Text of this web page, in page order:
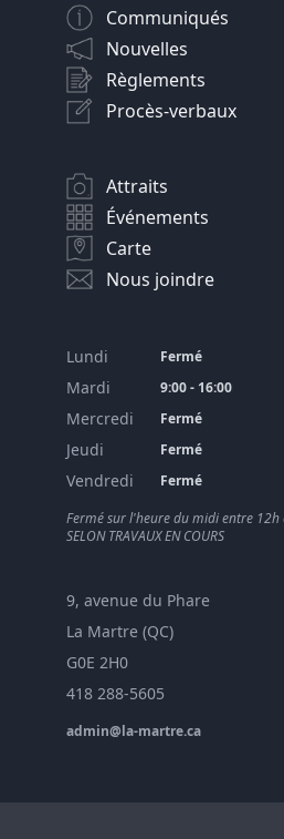
Communiqués
Nouvelles
Règlements
Procès-verbaux
Attraits
Événements
Carte
Nous joindre
Lundi Fermé
Mardi 9:00 - 16:00
Mercredi Fermé
Jeudi Fermé
Vendredi
Fermé
Fermé sur l'heure du midi entre 12h
SELON TRAVAUX EN COURS
9, avenue du Phare
La Martre (QC)
G0E 2H0
418 288-5605
admin@la-martre.ca